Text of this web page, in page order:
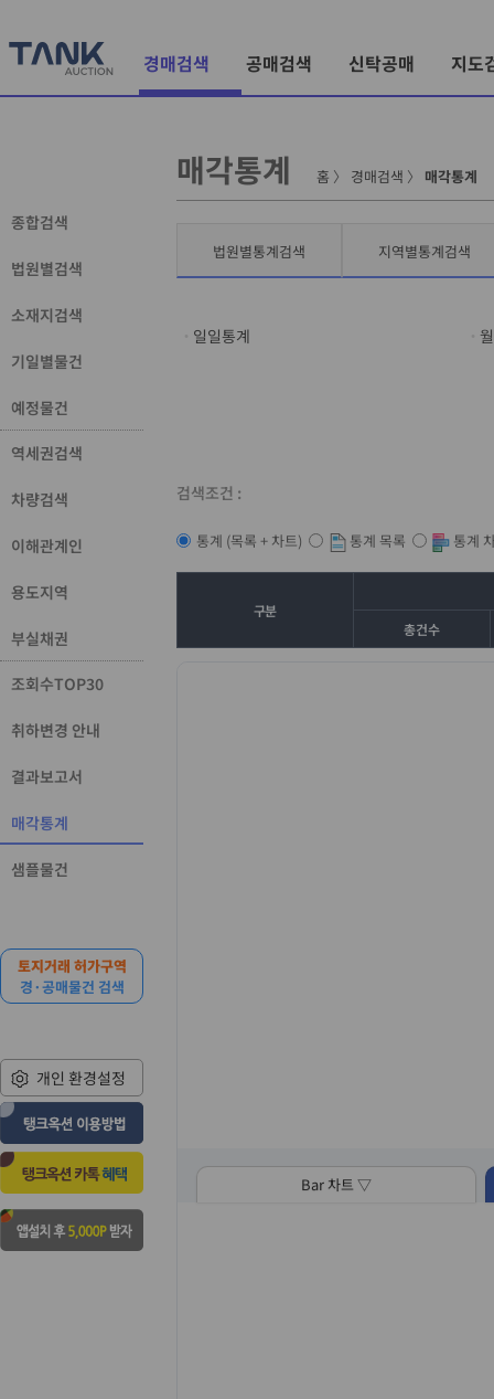
경매검색 공매검색 신탁공매 지도
종합검색
법원별검색
소재지검색
기일별물건
예정물건
역세권검색
차량검색
이해관계인
용도지역
부실채권
조회수TOP30
취하변경 안내
결과보고서
매각통계
샘플물건
토지거래 허가구역
경·공매물건 검색
개인 환경설정
매각통계 홈 〉 경매검색 〉 매각통계
법원별통계검색 지역별통계검색
일일통계
검색조건 :
통계 (목록 + 차트) 통계 목록 통계
구분
총건수
Bar 차트